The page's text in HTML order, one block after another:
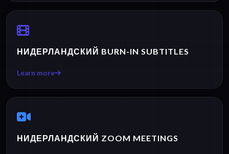
НИДЕРЛАНДСКИЙ BURN-IN SUBTITLES
Learn more
НИДЕРЛАНДСКИЙ ZOOM MEETINGS